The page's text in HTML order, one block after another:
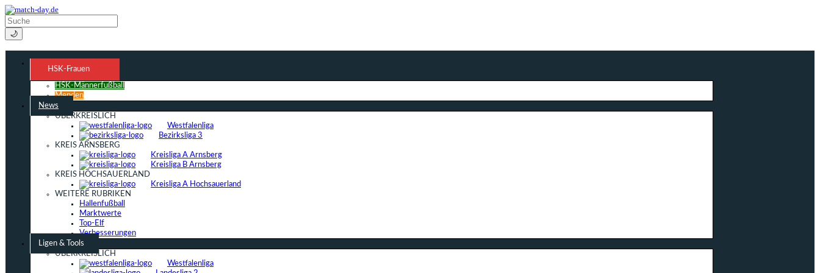
🌙
HSK-Frauen
HSK-Männerfußball
Menden
News
ÜBERKREISLICH
Westfalenliga
Bezirksliga 3
KREIS ARNSBERG
Kreisliga A Arnsberg
Kreisliga B Arnsberg
KREIS HOCHSAUERLAND
Kreisliga A Hochsauerland
WEITERE RUBRIKEN
Hallenfußball
Marktwerte
Top-Elf
Verbesserungen
Ligen & Tools
ÜBERKREISLICH
Westfalenliga